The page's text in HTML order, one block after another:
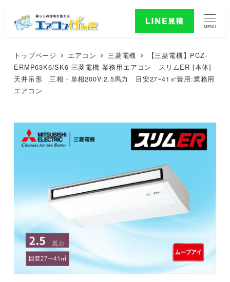
MENU
トップページ エアコン 三菱電機
【三菱電機】PCZ-
ERMP63K6/SK6 三菱電機 業務用エアコン スリムER [本体]
天井吊形 三相・単相200V:2.5馬力 目安27~41㎡畳用:業務用
エアコン